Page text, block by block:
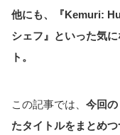
他にも、『Kemuri:
シェフ』といった気
ト。
この記事では、 今回
たタイトルをまとめ